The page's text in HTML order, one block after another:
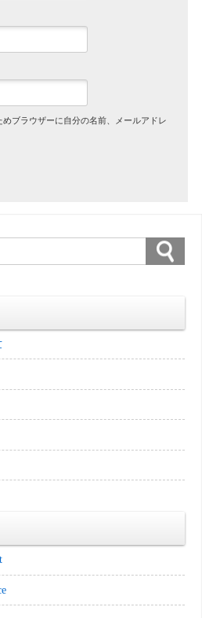
ブラウザーに自分の名前、メールアドレ